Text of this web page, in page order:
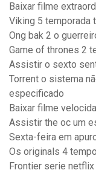
Baixar filme
Viking 5 temporada
Ong bak 2 o
Game of thrones 2
Assistir o sexto
Torrent o sistema
especificado
Baixar filme
Assistir the oc um
Sexta-feira em
Os originals 4
Frontier serie